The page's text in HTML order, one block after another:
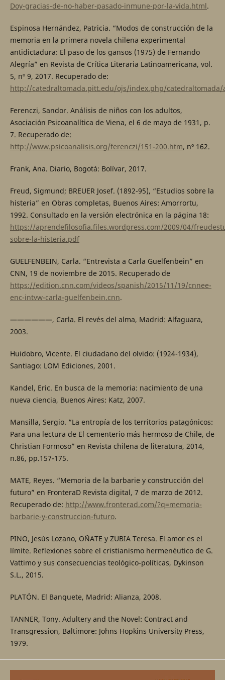
Doy-gracias-de-no-haber-pasado-inmune-por-la-vida.html.
Espinosa Hernández, Patricia. “Modos de construcción de la
memoria en la primera novela chilena experimental
antidictadura: El paso de los gansos (1975) de Fernando
Alegría” en Revista de Crítica Literaria Latinoamericana, vol.
5, nº 9, 2017. Recuperado de:
http://catedraltomada.pitt.edu/ojs/index.php/
Ferenczi, Sandor. Análisis de niños con los adultos,
Asociación Psicoanalítica de Viena, el 6 de mayo de 1931, p.
7. Recuperado de:
http://www.psicoanalisis.org/ferenczi/151-200.htm, nº 162.
Frank, Ana. Diario, Bogotá: Bolívar, 2017.
Freud, Sigmund; BREUER Josef. (1892-95), “Estudios sobre la
histeria” en Obras completas, Buenos Aires: Amorrortu,
1992. Consultado en la versión electrónica en la página 18:
https://aprendefilosofia.files.wordpress.com/2009/04/
sobre-la-histeria.pdf
GUELFENBEIN, Carla. “Entrevista a Carla Guelfenbein” en
CNN, 19 de noviembre de 2015. Recuperado de
https://edition.cnn.com/videos/spanish/2015/11/19/cnnee-
enc-intvw-carla-guelfenbein.cnn.
——————, Carla. El revés del alma, Madrid: Alfaguara,
2003.
Huidobro, Vicente. El ciudadano del olvido: (1924-1934),
Santiago: LOM Ediciones, 2001.
Kandel, Eric. En busca de la memoria: nacimiento de una
nueva ciencia, Buenos Aires: Katz, 2007.
Mansilla, Sergio. “La entropía de los territorios patagónicos:
Para una lectura de El cementerio más hermoso de Chile, de
Christian Formoso” en Revista chilena de literatura, 2014,
n.86, pp.157-175.
MATE, Reyes. “Memoria de la barbarie y construcción del
futuro” en FronteraD Revista digital, 7 de marzo de 2012.
Recuperado de: http://www.fronterad.com/?q=memoria-
barbarie-y-construccion-futuro.
PINO, Jesús Lozano, OÑATE y ZUBIA Teresa. El amor es el
límite. Reflexiones sobre el cristianismo hermenéutico de G.
Vattimo y sus consecuencias teológico-políticas, Dykinson
S.L., 2015.
PLATÓN. El Banquete, Madrid: Alianza, 2008.
TANNER, Tony. Adultery and the Novel: Contract and
Transgression, Baltimore: Johns Hopkins University Press,
1979.